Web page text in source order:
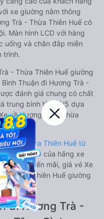
xe giường nằm thông
Trà - Thừa Thiên Huế có
Màn hình LCD với hàng
uống và chăn đắp miễn
trình.
- Thừa Thiên Huế giường
Thuận đi Hương Trà -
đánh giá chung có chất
trung bình từ 3.2/5 dựa
về Hương Trà - Thừa
Trà - Thừa Thiên Huế từ
của hãng xe
khuyến mãi, giá vé Xe
- Thừa Thiên Huế giường
đi Hương Trà -